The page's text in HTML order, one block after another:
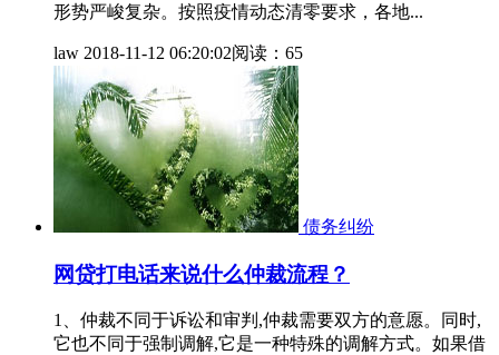
形势严峻复杂。按照疫情动态清零要求，各地...
law 2018-11-12 06:20:02阅读：65
债务纠纷
网贷打电话来说什么仲裁流程？
1、仲裁不同于诉讼和审判,仲裁需要双方的意愿。同时,
它也不同于强制调解,它是一种特殊的调解方式。如果借